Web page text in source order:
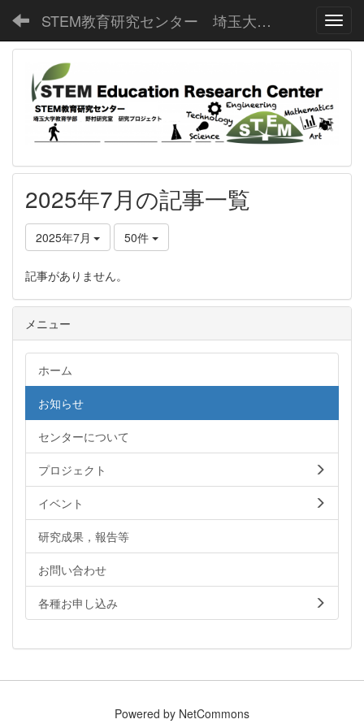
STEM教育研究センター 埼玉大学教育学部野村研究室
2025年7月の記事一覧
2025年7月 50件
記事がありません。
メニュー
ホーム
お知らせ
センターについて
プロジェクト
イベント
研究成果，報告等
お問い合わせ
各種お申し込み
Powered by NetCommons